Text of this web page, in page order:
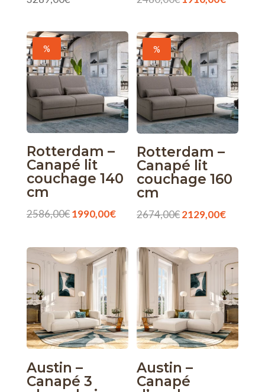
initial
était :
2480,00€.
actuel
est :
%
Rotterdam –
Canapé lit
couchage 140
cm
2586,00€ Le
était :
2586,00€.
1990,00€Le
est :
1990,00€.
%
Rotterdam –
Canapé lit
couchage 160
cm
2674,00€Le
initial
était :
2674,00€.
2129,00€Le
actuel
est :
Austin –
Canapé 3
Austin –
Canapé